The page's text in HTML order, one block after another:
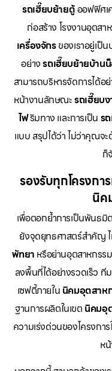
รถเฮี๊ยบย้ายตู้ออฟฟิศเ
ก่อสร้าง โรงงานอุตสา
เครื่องจักรของเราอยู่เป็
อย่างรถเฮี๊ยบย้ายบ้าน
สามารถบริหารจัดการได้อ
หน้างานลักษณะรถเฮี๊ยบง
ไฟริมทาง และการเป็น ร
แบบ สรุปได้ว่า ไม่ว่าคุณจ
ก็
รองรับทุกโครงกา
นิค
เพื่อตอกย้ำการเป็นพันธมิ
ยังจุดยุทธศาสตร์สำคัญ
พัทยา หรือย่านอุตสาหกรร
ลงพื้นที่ได้อย่างรวดเร็ว ที
เซฟตี้ภายใน นิคมอุตสาห
ฐานการผลิตในเขต นิคมอุ
ความเร่งด่วนของโครงก
ห